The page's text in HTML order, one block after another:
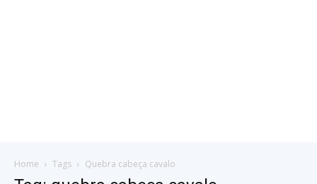
Home Tags Quebra cabeça cavalo